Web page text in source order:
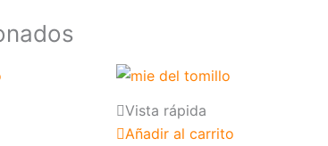
Vista rápida
Añadir al carrito